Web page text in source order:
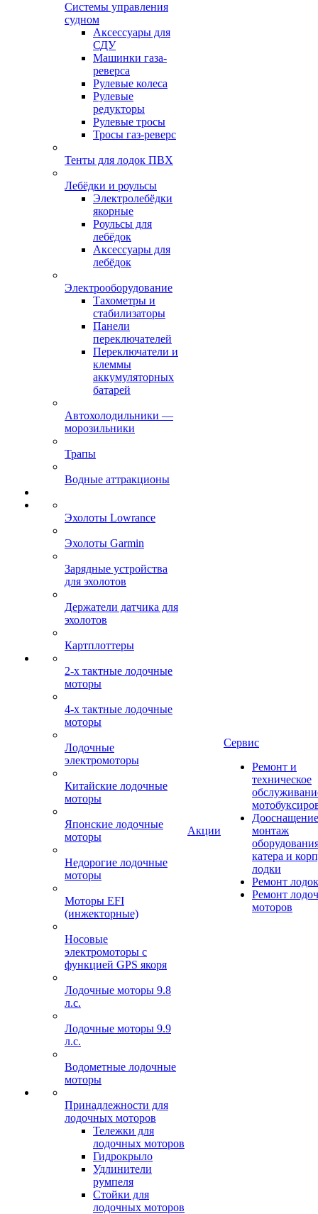
Системы управления
судном
Аксессуары для
СДУ
Машинки газа-
реверса
Рулевые колеса
Рулевые
редукторы
Рулевые тросы
Тросы газ-реверс
Тенты для лодок ПВХ
Лебёдки и роульсы
Электролебёдки
якорные
Роульсы для
лебёдок
Аксессуары для
лебёдок
Электрооборудование
Тахометры и
стабилизаторы
Панели
переключателей
Переключатели и
клеммы
аккумуляторных
батарей
Автохолодильники —
морозильники
Трапы
Водные аттракционы
Эхолоты Lowrance
Эхолоты Garmin
Зарядные устройства
для эхолотов
Держатели датчика для
эхолотов
Картплоттеры
2-х тактные лодочные
моторы
4-х тактные лодочные
моторы
Лодочные
электромоторы
Китайские лодочные
моторы
Японские лодочные
моторы
Недорогие лодочные
моторы
Моторы EFI
(инжекторные)
Носовые
электромоторы с
функцией GPS якоря
Лодочные моторы 9.8
л.с.
Лодочные моторы 9.9
л.с.
Водометные лодочные
моторы
Принадлежности для
лодочных моторов
Тележки для
лодочных моторов
Гидрокрыло
Удлинители
румпеля
Стойки для
лодочных моторов
Акции
Сервис
Ремонт и
техническое
монтаж
катера и
лодки
Ремонт
Ремонт
моторов